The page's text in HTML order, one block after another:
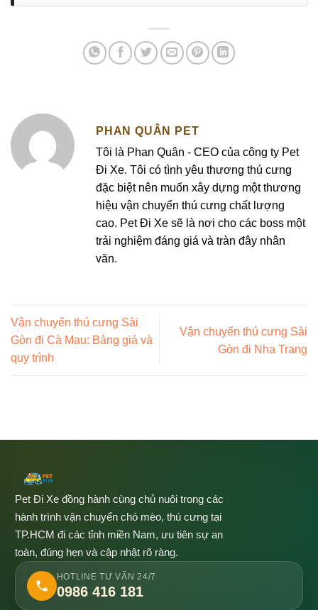
PHAN QUÂN PET
Tôi là Phan Quân - CEO của công ty Pet
Đi Xe. Tôi có tình yêu thương thú cưng
đặc biệt nên muốn xây dựng một thương
hiệu vận chuyển thú cưng chất lượng
cao. Pet Đi Xe sẽ là nơi cho các boss một
trải nghiệm đáng giá và tràn đây nhân
văn.
Vận chuyển thú cưng Sài
Gòn đi Cà Mau: Bảng giá và
quy trình
Vận chuyển thú cưng Sài
Gòn đi Nha Trang
Pet Đi Xe đồng hành cùng chủ nuôi trong các
hành trình vận chuyển chó mèo, thú cưng tại
TP.HCM đi các tỉnh miền Nam, ưu tiên sự an
toàn, đúng hẹn và cập nhật rõ ràng.
HOTLINE TƯ VẤN 24/7
0986 416 181